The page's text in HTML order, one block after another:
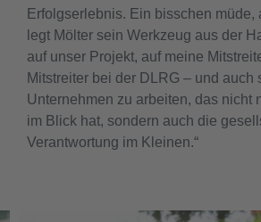
Erfolgserlebnis. Ein bisschen müde,
legt Mölter sein Werkzeug aus der
auf unser Projekt, auf meine
Mitstreiter bei der DLRG – und auch
Unternehmen zu arbeiten, das nicht
im Blick hat, sondern auch die
Verantwortung im Kleinen.“